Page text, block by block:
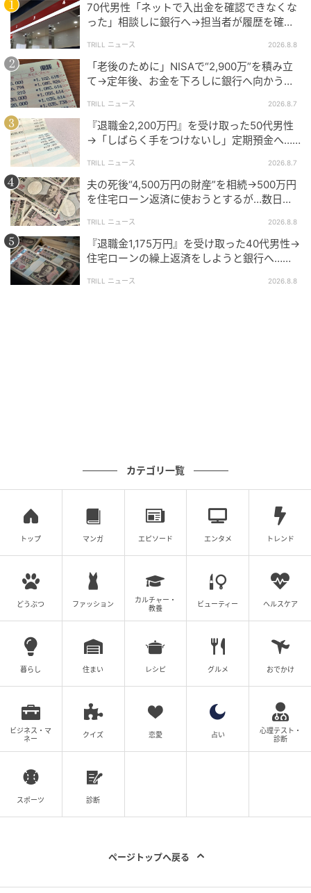
shutterstock
保険料が安くなる
夫婦で別々に保険に加入すると、保障内容が手厚くな
る分、保険料も高くなりがちです。一方で夫婦型保険
は、保障の範囲は限定されるものの、別々に加入する
場合と比べて、世帯全体で支払うトータルの保険料を
安く抑えられる傾向があります。 新居の準備や将来の
子育てなどでお金がかかるカップルにとって、毎月の
固定費である保険料を節約できるのは大きな魅力で
す。
家計の管理が楽になる
結婚や同棲を機に、ふたりの口座を1つにまとめて家計
管理を始めるカップルも多いのではないでしょうか。
あれば、1つの保険で夫婦ふたり分をカバーできるた
理の煩わしさが軽減されます。引っ越しをした際の住
所変更手続きなども、一度の連絡でふたり分が完了し
ます。
ここは要注意！知っておくべきデメリットと注
70代男性「ネットで入出金を確認できなくな
った」相談しに銀行へ→担当者が履歴を確認
TRILL ニュース 2026.8.8
「老後のために」NISAで“2,900万”を積み立
て→定年後、お金を下ろしに銀行へ向かう
TRILL ニュース 2026.8.7
『退職金2,200万円』を受け取った50代男性
→「しばらく手をつけないし」定期預金へ…4
TRILL ニュース 2026.8.7
夫の死後“4,500万円の財産”を相続→500万円
を住宅ローン返済に使おうとするが…数日
TRILL ニュース 2026.8.8
『退職金1,175万円』を受け取った40代男性→
住宅ローンの繰上返済をしようと銀行へ…し
TRILL ニュース 2026.8.8
カテゴリ一覧
トップ マンガ エピソード エンタメ トレンド
どうぶつ ファッション
カルチャー・
教養
ビューティー ヘルスケア
暮らし 住まい レシピ グルメ おでかけ
ビジネス・マ
ネー
クイズ 恋愛 占い
心理テスト・
診断
スポーツ 診断
ページトップへ戻る